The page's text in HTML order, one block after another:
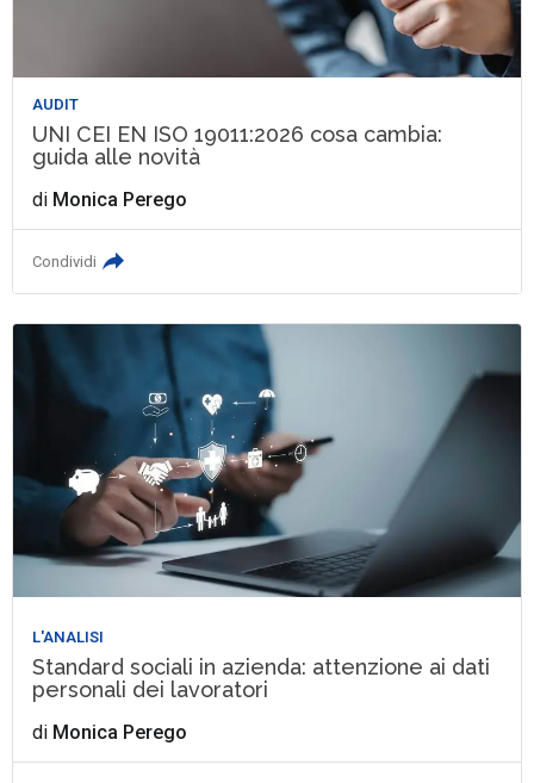
AUDIT
UNI CEI EN ISO 19011:2026 cosa cambia:
guida alle novità
di Monica Perego
Condividi
L'ANALISI
Standard sociali in azienda: attenzione ai dati
personali dei lavoratori
di Monica Perego